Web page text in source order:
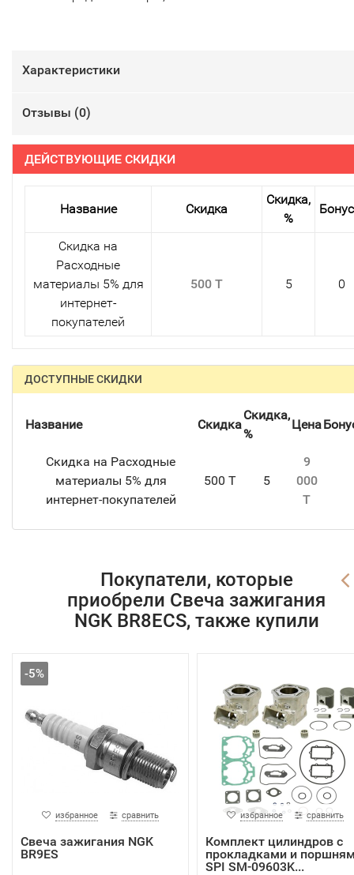
Характеристики
Отзывы (0)
ДЕЙСТВУЮЩИЕ СКИДКИ
Название Скидка
Скидка,
%
Скидка на
Расходные
материалы 5% для
интернет-
покупателей
500 T 5 0
ДОСТУПНЫЕ СКИДКИ
Название Скидка
Скидка,
%
Цена
Скидка на Расходные
материалы 5% для
интернет-покупателей
500 T 5
9
000
T
Покупатели, которые
приобрели Свеча зажигания
NGK BR8ECS, также купили
-5%
избранное сравнить
Свеча зажигания NGK
BR9ES
избранное сравнить
Комплект цилиндров с
прокладками и
SPI SM-09603K...